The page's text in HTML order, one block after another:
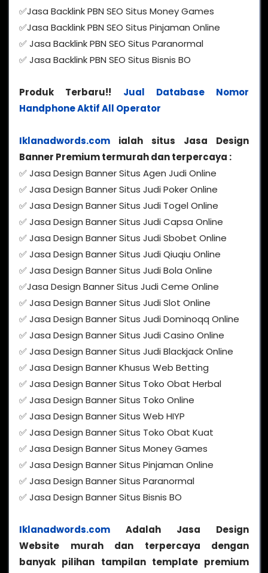
✅Jasa Backlink PBN SEO Situs Money Games
✅Jasa Backlink PBN SEO Situs Pinjaman Online
✅ Jasa Backlink PBN SEO Situs Paranormal
✅ Jasa Backlink PBN SEO Situs Bisnis BO
Produk Terbaru!! Jual Database Nomor
Handphone Aktif All Operator
Iklanadwords.com ialah situs Jasa Design
Banner Premium termurah dan terpercaya :
✅ Jasa Design Banner Situs Agen Judi Online
✅ Jasa Design Banner Situs Judi Poker Online
✅ Jasa Design Banner Situs Judi Togel Online
✅ Jasa Design Banner Situs Judi Capsa Online
✅ Jasa Design Banner Situs Judi Sbobet Online
✅ Jasa Design Banner Situs Judi Qiuqiu Online
✅ Jasa Design Banner Situs Judi Bola Online
✅Jasa Design Banner Situs Judi Ceme Online
✅ Jasa Design Banner Situs Judi Slot Online
✅ Jasa Design Banner Situs Judi Dominoqq Online
✅ Jasa Design Banner Situs Judi Casino Online
✅ Jasa Design Banner Situs Judi Blackjack Online
✅ Jasa Design Banner Khusus Web Betting
✅ Jasa Design Banner Situs Toko Obat Herbal
✅ Jasa Design Banner Situs Toko Online
✅ Jasa Design Banner Situs Web HIYP
✅ Jasa Design Banner Situs Toko Obat Kuat
✅ Jasa Design Banner Situs Money Games
✅ Jasa Design Banner Situs Pinjaman Online
✅ Jasa Design Banner Situs Paranormal
✅ Jasa Design Banner Situs Bisnis BO
Iklanadwords.com Adalah Jasa Design
Website murah dan terpercaya dengan
banyak pilihan tampilan template premium